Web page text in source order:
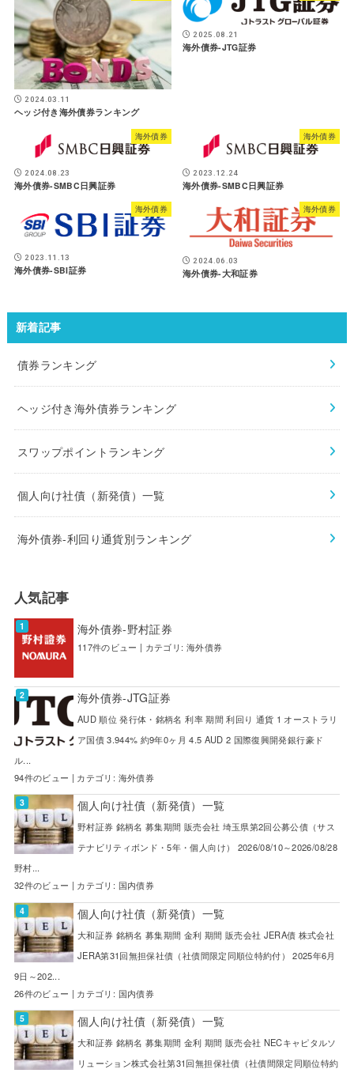
2024.03.11
ヘッジ付き海外債券ランキング
2025.08.21
海外債券-JTG証券
海外債券
2024.08.23
海外債券-SMBC日興証券
海外債券
2023.12.24
海外債券-SMBC日興証券
海外債券
2023.11.13
海外債券-SBI証券
海外債券
2024.06.03
海外債券-大和証券
新着記事
債券ランキング
ヘッジ付き海外債券ランキング
スワップポイントランキング
個人向け社債（新発債）一覧
海外債券-利回り通貨別ランキング
人気記事
海外債券-野村証券
117件のビュー | カテゴリ: 海外債券
海外債券-JTG証券
AUD 順位 発行体・銘柄名 利率 期間 利回り 通貨 1 オーストラリ
ア国債 3.944% 約9年0ヶ月 4.5 AUD 2 国際復興開発銀行豪ド
ル...
94件のビュー | カテゴリ: 海外債券
個人向け社債（新発債）一覧
野村証券 銘柄名 募集期間 販売会社 埼玉県第2回公募公債（サス
テナビリティボンド・5年・個人向け） 2026/08/10～2026/08/28
野村...
32件のビュー | カテゴリ: 国内債券
個人向け社債（新発債）一覧
大和証券 銘柄名 募集期間 金利 期間 販売会社 JERA債 株式会社
JERA第31回無担保社債（社債間限定同順位特約付） 2025年6月
9日～202...
26件のビュー | カテゴリ: 国内債券
個人向け社債（新発債）一覧
大和証券 銘柄名 募集期間 金利 期間 販売会社 NECキャピタルソ
リューション株式会社第31回無担保社債（社債間限定同順位特約